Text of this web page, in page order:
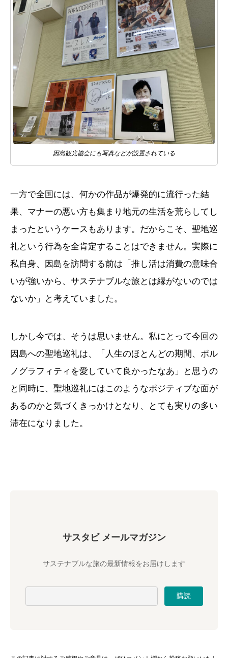
因島観光協会にも写真などが設置されている
一方で全国には、何かの作品が爆発的に流行った結
果、マナーの悪い方も集まり地元の生活を荒らしてし
まったというケースもあります。だからこそ、聖地巡
礼という行為を全肯定することはできません。実際に
私自身、因島を訪問する前は「推し活は消費の意味合
いが強いから、サステナブルな旅とは縁がないのでは
ないか」と考えていました。
しかし今では、そうは思いません。私にとって今回の
因島への聖地巡礼は、「人生のほとんどの期間、ポル
ノグラフィティを愛していて良かったなあ」と思うの
と同時に、聖地巡礼にはこのようなポジティブな面が
あるのかと気づくきっかけとなり、とても実りの多い
滞在になりました。
サスタビ メールマガジン
サステナブルな旅の最新情報をお届けします